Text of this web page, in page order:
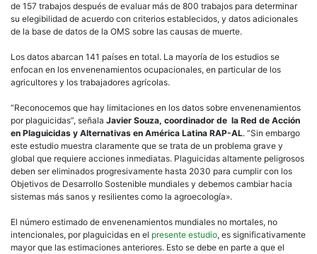
de 157 trabajos después de evaluar más de 800 trabajos para determinar
su elegibilidad de acuerdo con criterios establecidos, y datos adicionales
de la base de datos de la OMS sobre las causas de muerte.
Los datos abarcan 141 países en total. La mayoría de los estudios se
enfocan en los envenenamientos ocupacionales, en particular de los
agricultores y los trabajadores agrícolas.
“Reconocemos que hay limitaciones en los datos sobre envenenamientos
por plaguicidas”, señala Javier Souza, coordinador de la Red de Acción
en Plaguicidas y Alternativas en América Latina RAP-AL. “Sin embargo
este estudio muestra claramente que se trata de un problema grave y
global que requiere acciones inmediatas. Plaguicidas altamente peligrosos
deben ser eliminados progresivamente hasta 2030 para cumplir con los
Objetivos de Desarrollo Sostenible mundiales y debemos cambiar hacia
sistemas más sanos y resilientes como la agroecología».
El número estimado de envenenamientos mundiales no mortales, no
intencionales, por plaguicidas en el presente estudio, es significativamente
mayor que las estimaciones anteriores. Esto se debe en parte a que el